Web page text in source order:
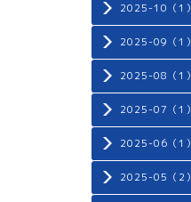
2025-10（1）
2025-09（1）
2025-08（1）
2025-07（1）
2025-06（1）
2025-05（2）